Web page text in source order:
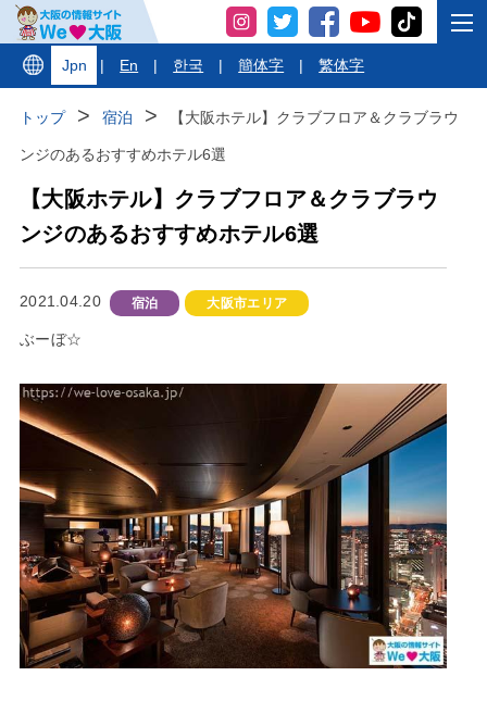
Jpn | En | 한국 | 簡体字 | 繁体字
トップ 宿泊 【大阪ホテル】クラブフロア＆クラブラウ
ンジのあるおすすめホテル6選
【大阪ホテル】クラブフロア＆クラブラウ
ンジのあるおすすめホテル6選
2021.04.20 宿泊 大阪市エリア
ぶーぼ☆